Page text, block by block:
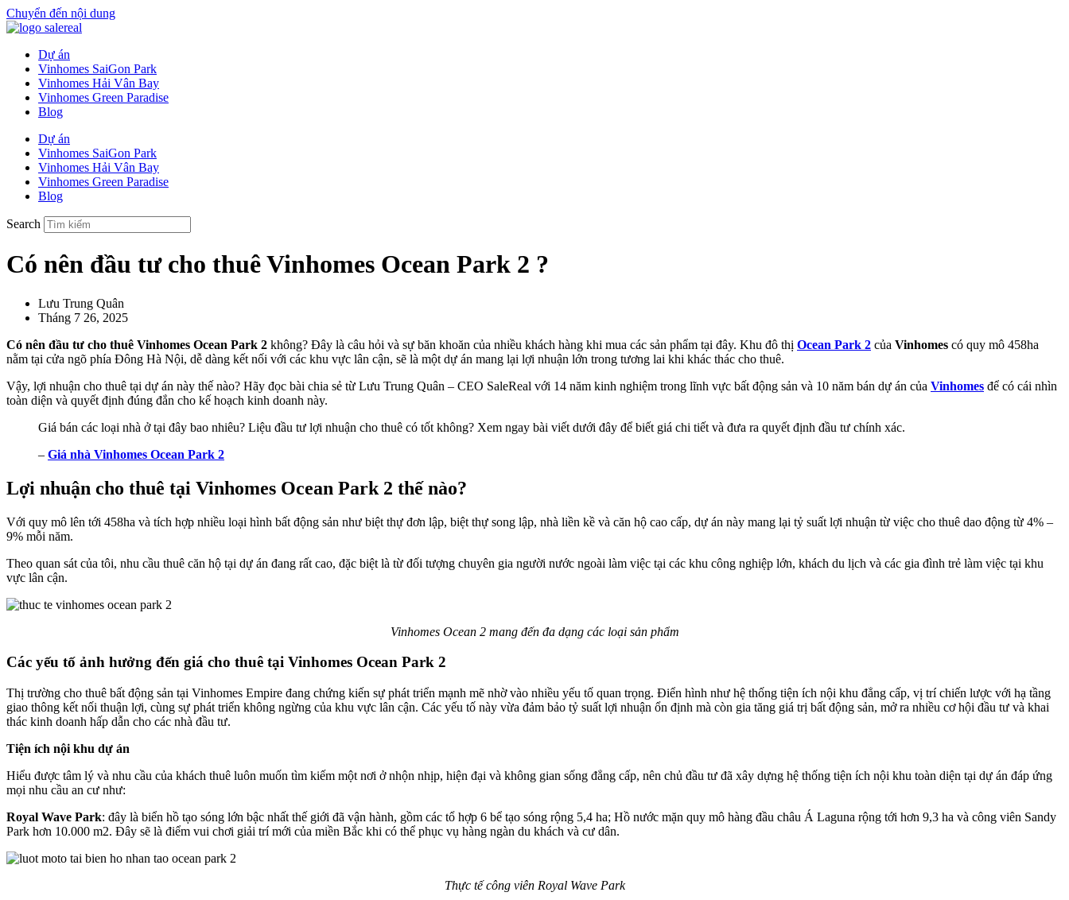
Chuyển đến nội dung
Dự án
Vinhomes SaiGon Park
Vinhomes Hải Vân Bay
Vinhomes Green Paradise
Blog
Dự án
Vinhomes SaiGon Park
Vinhomes Hải Vân Bay
Vinhomes Green Paradise
Blog
Search
Có nên đầu tư cho thuê Vinhomes Ocean Park 2 ?
Lưu Trung Quân
Tháng 7 26, 2025
Có nên đầu tư cho thuê Vinhomes Ocean Park 2 không? Đây là câu hỏi và sự băn khoăn của nhiều khách hàng khi mua các sản phẩm tại đây. Khu đô thị Ocean Park 2 của Vinhomes có quy mô 458ha
nằm tại cửa ngõ phía Đông Hà Nội, dễ dàng kết nối với các khu vực lân cận, sẽ là một dự án mang lại lợi nhuận lớn trong tương lai khi khác thác cho thuê.
Vậy, lợi nhuận cho thuê tại dự án này thế nào? Hãy đọc bài chia sẻ từ Lưu Trung Quân – CEO SaleReal với 14 năm kinh nghiệm trong lĩnh vực bất động sản và 10 năm bán dự án của Vinhomes để có cái nhìn
toàn diện và quyết định đúng đắn cho kế hoạch kinh doanh này.
Giá bán các loại nhà ở tại đây bao nhiêu? Liệu đầu tư lợi nhuận cho thuê có tốt không? Xem ngay bài viết dưới đây để biết giá chi tiết và đưa ra quyết định đầu tư chính xác.
– Giá nhà Vinhomes Ocean Park 2
Lợi nhuận cho thuê tại Vinhomes Ocean Park 2 thế nào?
Với quy mô lên tới 458ha và tích hợp nhiều loại hình bất động sản như biệt thự đơn lập, biệt thự song lập, nhà liền kề và căn hộ cao cấp, dự án này mang lại tỷ suất lợi nhuận từ việc cho thuê dao động từ 4% –
9% mỗi năm.
Theo quan sát của tôi, nhu cầu thuê căn hộ tại dự án đang rất cao, đặc biệt là từ đối tượng chuyên gia người nước ngoài làm việc tại các khu công nghiệp lớn, khách du lịch và các gia đình trẻ làm việc tại khu
vực lân cận.
Vinhomes Ocean 2 mang đến đa dạng các loại sản phẩm
Các yếu tố ảnh hưởng đến giá cho thuê tại Vinhomes Ocean Park 2
Thị trường cho thuê bất động sản tại Vinhomes Empire đang chứng kiến sự phát triển mạnh mẽ nhờ vào nhiều yếu tố quan trọng. Điển hình như hệ thống tiện ích nội khu đẳng cấp, vị trí chiến lược với hạ tầng
giao thông kết nối thuận lợi, cùng sự phát triển không ngừng của khu vực lân cận. Các yếu tố này vừa đảm bảo tỷ suất lợi nhuận ổn định mà còn gia tăng giá trị bất động sản, mở ra nhiều cơ hội đầu tư và khai
thác kinh doanh hấp dẫn cho các nhà đầu tư.
Tiện ích nội khu dự án
Hiểu được tâm lý và nhu cầu của khách thuê luôn muốn tìm kiếm một nơi ở nhộn nhịp, hiện đại và không gian sống đẳng cấp, nên chủ đầu tư đã xây dựng hệ thống tiện ích nội khu toàn diện tại dự án đáp ứng
mọi nhu cầu an cư như:
Royal Wave Park: đây là biển hồ tạo sóng lớn bậc nhất thế giới đã vận hành, gồm các tổ hợp 6 bể tạo sóng rộng 5,4 ha; Hồ nước mặn quy mô hàng đầu châu Á Laguna rộng tới hơn 9,3 ha và công viên Sandy
Park hơn 10.000 m2. Đây sẽ là điểm vui chơi giải trí mới của miền Bắc khi có thể phục vụ hàng ngàn du khách và cư dân.
Thực tế công viên Royal Wave Park